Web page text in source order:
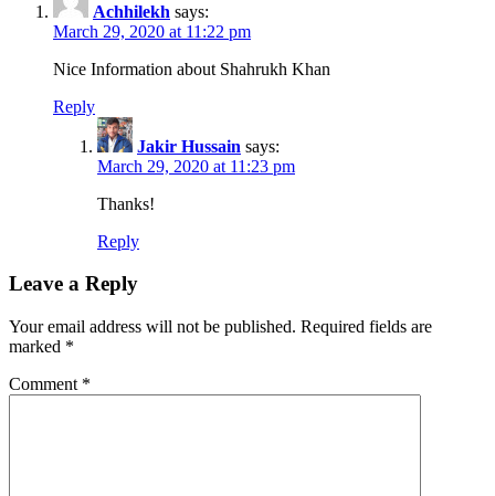
Achhilekh says:
March 29, 2020 at 11:22 pm
Nice Information about Shahrukh Khan
Reply
Jakir Hussain says:
March 29, 2020 at 11:23 pm
Thanks!
Reply
Leave a Reply
Your email address will not be published. Required fields are
marked *
Comment *